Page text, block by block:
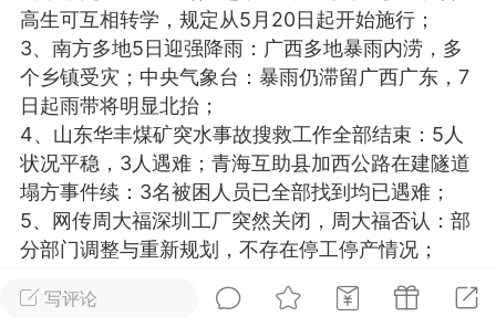
建术
DRYY面膜 微晶溶斑术
爆款平台 Lv.8 靓号
26 23:18
电脑端 美业资讯
闪充小白罐
本/双效闪充，养出紧致小白脸！一、项
充小白罐 = 闪充大白肌（仪器）× 草本
产品）×极光嫩肤啫喱（产品）这是一套
护...写评论
高生可互相转学，规定从5月20日起开始施行；
3、南方多地5日迎强降雨：广西多地暴雨内涝，多
个乡镇受灾；中央气象台：暴雨仍滞留广西广东，7
日起雨带将明显北抬；
4、山东华丰煤矿突水事故搜救工作全部结束：5人
状况平稳，3人遇难；青海互助县加西公路在建隧道
塌方事件续：3名被困人员已全部找到均已遇难；
5、网传周大福深圳工厂突然关闭，周大福否认：部
分部门调整与重新规划，不存在停工停产情况；
贷，用于支持县域内购买新建商品住房支付房款；